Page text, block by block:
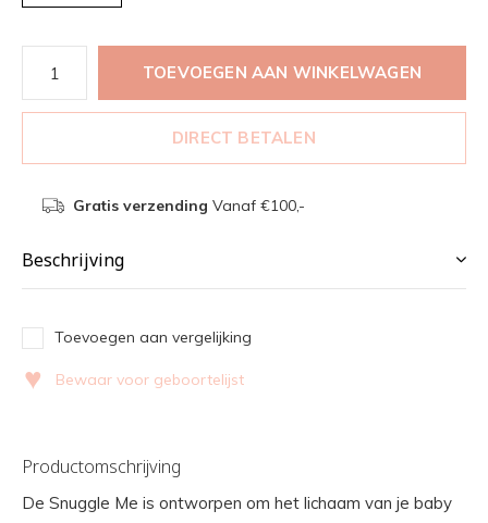
TOEVOEGEN AAN WINKELWAGEN
DIRECT BETALEN
Gratis verzending Vanaf €100,-
Beschrijving
Toevoegen aan vergelijking
♥ Bewaar voor geboortelijst
Productomschrijving
De Snuggle Me is ontworpen om het lichaam van je baby